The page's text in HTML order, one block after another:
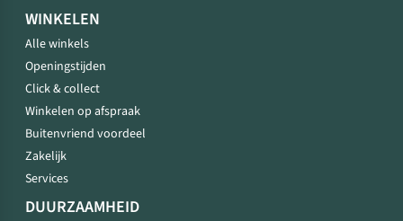
WINKELEN
Alle winkels
Openingstijden
Click & collect
Winkelen op afspraak
Buitenvriend voordeel
Zakelijk
Services
DUURZAAMHEID